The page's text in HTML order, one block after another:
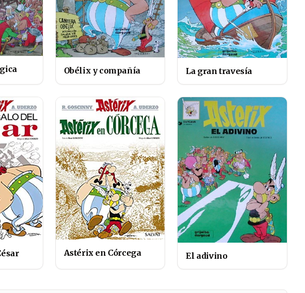
Obélix y compañía La gran travesía
Astérix en Córcega El adivino